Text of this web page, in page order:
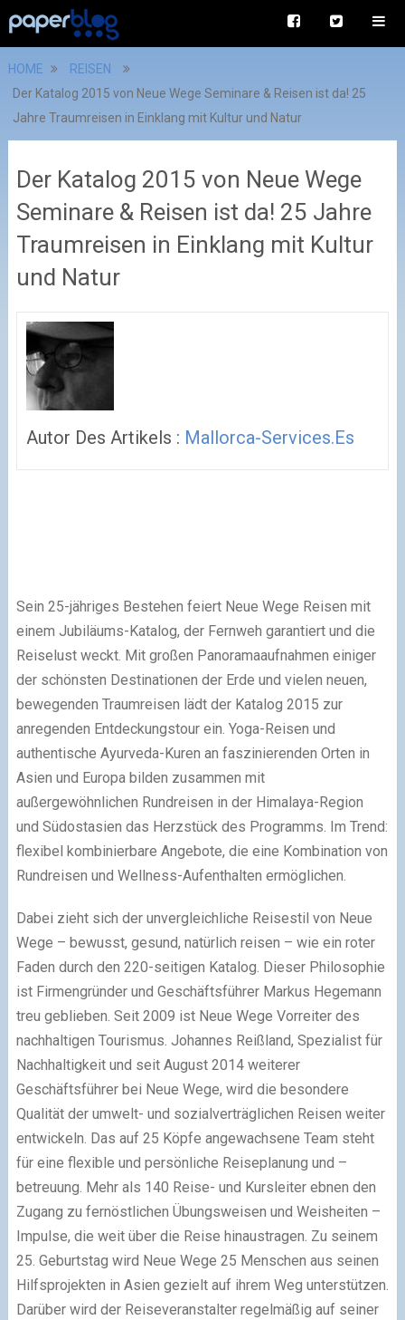
HOME
REISEN
Der Katalog 2015 von Neue Wege Seminare & Reisen ist da! 25
Jahre Traumreisen in Einklang mit Kultur und Natur
Der Katalog 2015 von Neue Wege
Seminare & Reisen ist da! 25 Jahre
Traumreisen in Einklang mit Kultur
und Natur
Autor Des Artikels : Mallorca-Services.es
Sein 25-jähriges Bestehen feiert Neue Wege Reisen mit
einem Jubiläums-Katalog, der Fernweh garantiert und die
Reiselust weckt. Mit großen Panoramaaufnahmen einiger
der schönsten Destinationen der Erde und vielen neuen,
bewegenden Traumreisen lädt der Katalog 2015 zur
anregenden Entdeckungstour ein. Yoga-Reisen und
authentische Ayurveda-Kuren an faszinierenden Orten in
Asien und Europa bilden zusammen mit
außergewöhnlichen Rundreisen in der Himalaya-Region
und Südostasien das Herzstück des Programms. Im Trend:
flexibel kombinierbare Angebote, die eine Kombination von
Rundreisen und Wellness-Aufenthalten ermöglichen.
Dabei zieht sich der unvergleichliche Reisestil von Neue
Wege – bewusst, gesund, natürlich reisen – wie ein roter
Faden durch den 220-seitigen Katalog. Dieser Philosophie
ist Firmengründer und Geschäftsführer Markus Hegemann
treu geblieben. Seit 2009 ist Neue Wege Vorreiter des
nachhaltigen Tourismus. Johannes Reißland, Spezialist für
Nachhaltigkeit und seit August 2014 weiterer
Geschäftsführer bei Neue Wege, wird die besondere
Qualität der umwelt- und sozialverträglichen Reisen weiter
entwickeln. Das auf 25 Köpfe angewachsene Team steht
für eine flexible und persönliche Reiseplanung und –
betreuung. Mehr als 140 Reise- und Kursleiter ebnen den
Zugang zu fernöstlichen Übungsweisen und Weisheiten –
Impulse, die weit über die Reise hinaustragen. Zu seinem
25. Geburtstag wird Neue Wege 25 Menschen aus seinen
Hilfsprojekten in Asien gezielt auf ihrem Weg unterstützen.
Darüber wird der Reiseveranstalter regelmäßig auf seiner